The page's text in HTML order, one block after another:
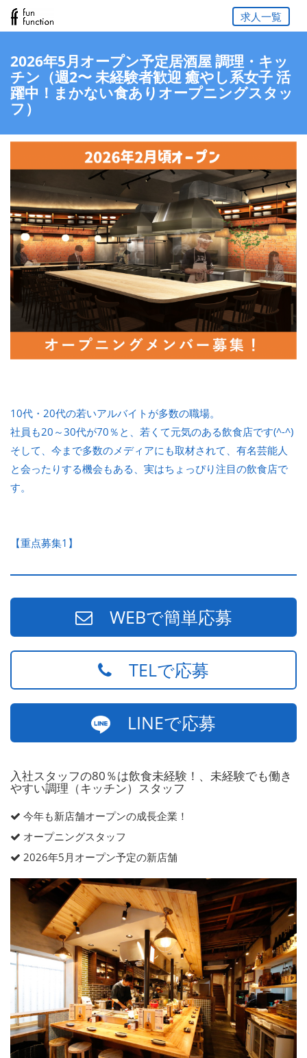
求人一覧
2026年5月オープン予定居酒屋 調理・キッ
チン（週2〜 未経験者歓迎 癒やし系女子 活
躍中！まかない食ありオープニングスタッ
フ）
10代・20代の若いアルバイトが多数の職場。
社員も20～30代が70％と、若くて元気のある飲食店です(^-^)
そして、今まで多数のメディアにも取材されて、有名芸能人
と会ったりする機会もある、実はちょっぴり注目の飲食店で
す。
【重点募集1】
WEBで簡単応募
TELで応募
LINEで応募
入社スタッフの80％は飲食未経験！、未経験でも働き
やすい調理（キッチン）スタッフ
今年も新店舗オープンの成長企業！
オープニングスタッフ
2026年5月オープン予定の新店舗